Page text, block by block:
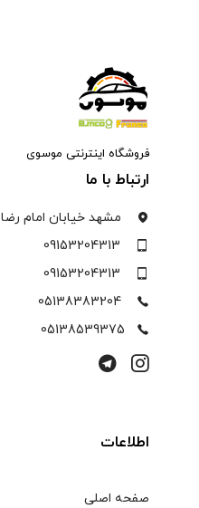
فروشگاه اینترنتی موسوی
ارتباط با ما
مشهد خیابان امام رضا
09153204313
09153204313
05138383204
05138539375
اطلاعات
صفحه اصلی